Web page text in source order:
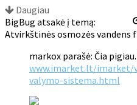
Daugiau
BigBug atsakė į temą:
Atvirkštinės osmozės
markox parašė: Čia pigiau.
www.imarket.lt/imarket/
valymo-sistema.html